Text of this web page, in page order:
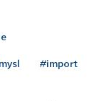
#import